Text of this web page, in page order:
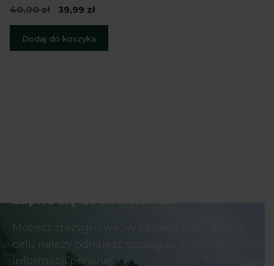
0
z
40,00zł
Pierwotna
cena
wynosiła:
40,00 zł.
39,99 złAktualna
cena
wynosi:
39,99 zł.
Dodaj do koszyka
Zapisz się do newslettera
Możesz zrezygnować w każdej chwili. W tym
celu należy odnaleźć szczegóły w naszej
informacji prawnej.